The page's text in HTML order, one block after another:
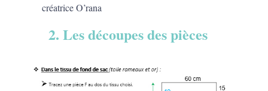
créatrice O’rana
2. Les découpes des pièces